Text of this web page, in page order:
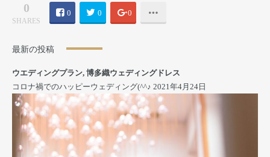
0
SHARES
0 0 0
最新の投稿
ウエディングプラン, 博多織ウェディングドレス
コロナ禍でのハッピーウェディング(^^♪ 2021年4月24日